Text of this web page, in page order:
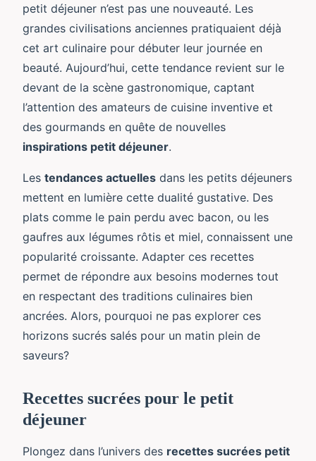
petit déjeuner n’est pas une nouveauté. Les
grandes civilisations anciennes pratiquaient déjà
cet art culinaire pour débuter leur journée en
beauté. Aujourd’hui, cette tendance revient sur le
devant de la scène gastronomique, captant
l’attention des amateurs de cuisine inventive et
des gourmands en quête de nouvelles
inspirations petit déjeuner.
Les tendances actuelles dans les petits déjeuners
mettent en lumière cette dualité gustative. Des
plats comme le pain perdu avec bacon, ou les
gaufres aux légumes rôtis et miel, connaissent une
popularité croissante. Adapter ces recettes
permet de répondre aux besoins modernes tout
en respectant des traditions culinaires bien
ancrées. Alors, pourquoi ne pas explorer ces
horizons sucrés salés pour un matin plein de
saveurs?
Recettes sucrées pour le petit
déjeuner
Plongez dans l’univers des recettes sucrées petit